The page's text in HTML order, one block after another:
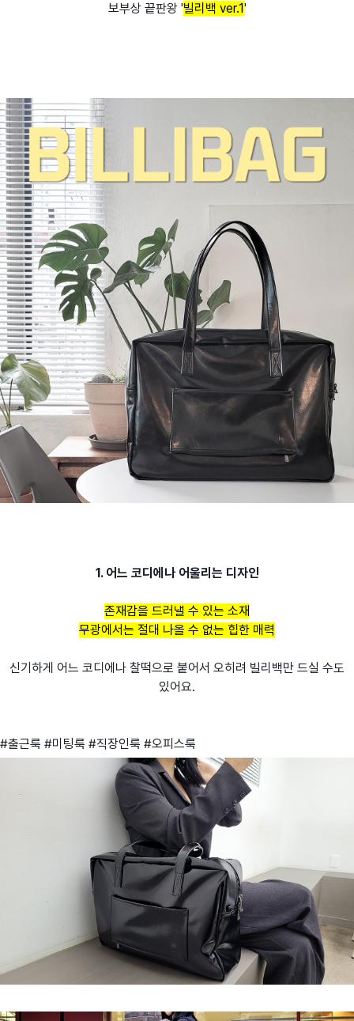
보부상 끝판왕 '빌리백 ver.1'
1. 어느 코디에나 어울리는 디자인
존재감을 드러낼 수 있는 소재
무광에서는 절대 나올 수 없는 힙한 매력
신기하게 어느 코디에나 찰떡으로 붙어서 오히려 빌리백만 드실 수도
있어요.
#출근룩 #미팅룩 #직장인룩 #오피스룩